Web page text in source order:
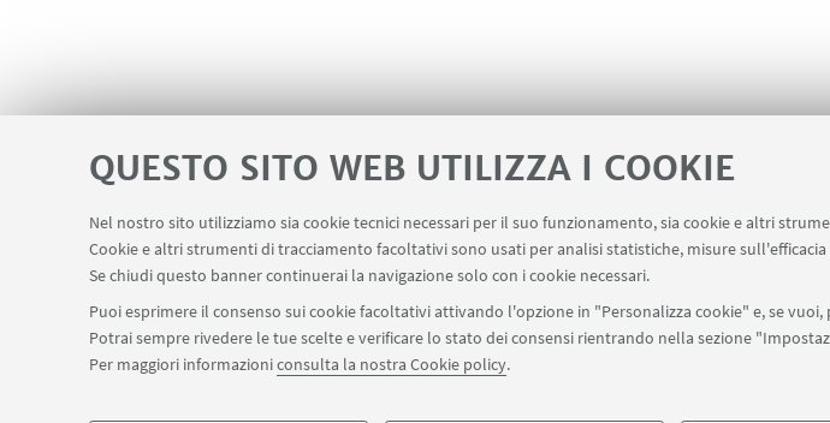
QUESTO SITO WEB UTILIZZA I COOKIE
Nel nostro sito utilizziamo sia cookie tecnici necessari per il suo funzionamento, sia cookie e altri
Cookie e altri strumenti di tracciamento facoltativi sono usati per analisi statistiche, misure
Se chiudi questo banner continuerai la navigazione solo con i cookie necessari.
Puoi esprimere il consenso sui cookie facoltativi attivando l'opzione in "Personalizza cookie" e, se
Potrai sempre rivedere le tue scelte e verificare lo stato dei consensi rientrando nella sezione
Per maggiori informazioniconsulta la nostra Cookie policy.
LINK UTILI Apps Area Riservata Schermi Infopoint Prenotazione Sale
SEGUI IL DIPARTIMENTO SU: SEGUI